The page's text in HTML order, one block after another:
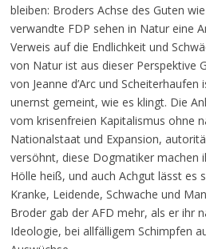
bleiben: Broders Achse des Guten
verwandte FDP sehen in Natur eine
Verweis auf die Endlichkeit und
von Natur ist aus dieser Perspektive
von Jeanne d’Arc und
unernst gemeint, wie es klingt. Die
vom krisenfreien Kapitalismus ohne
Nationalstaat und Expansion,
versöhnt, diese Dogmatiker machen
Hölle heiß, und auch Achgut lässt es
Kranke, Leidende, Schwache und
Broder gab der AFD mehr, als er ihr
Ideologie, bei allfälligem Schimpfen